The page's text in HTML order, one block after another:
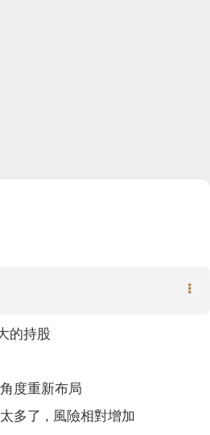
的持股
度重新布局
多了 , 風險相對增加